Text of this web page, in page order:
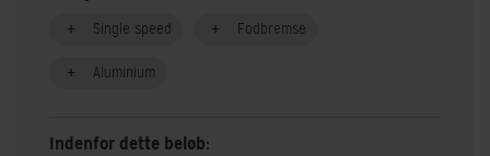
Single speed Fodbremse
Aluminium
Indenfor dette beløb: